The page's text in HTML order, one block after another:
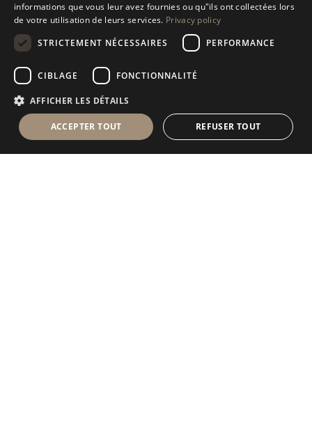
SPANISH
informations que vous leur avez fournies ou qu"ils ont collectées lors
de votre utilisation de leurs services. Privacy policy
STRICTEMENT NÉCESSAIRES
PERFORMANCE
CIBLAGE FONCTIONNALITÉ
AFFICHER LES DÉTAILS
ACCEPTER TOUT REFUSER TOUT